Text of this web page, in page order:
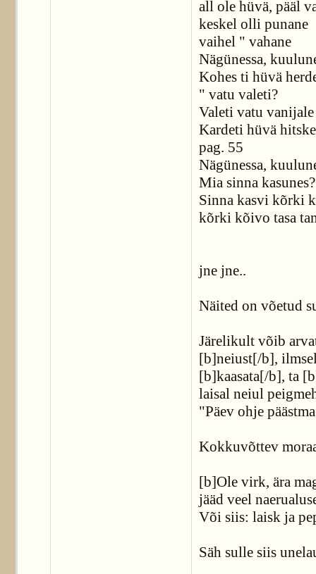
all ole hüvä, pääl
keskel olli punane
vaihel " vahane
Nägünessa,
Kohes ti hüvä
" vatu valeti?
Valeti vatu vanijale
Kardeti hüvä
pag. 55
Nägünessa,
Mia sinna kasunes?
Sinna kasvi kõrki
kõrki kõivo tasa
jne jne..
Näited on võetud
Järelikult võib
[b]neiust[/b],
[b]kaasata[/b], ta
laisal neiul
"Päev ohje
Kokkuvõttev
[b]Ole virk, ära
jääd veel
Või siis: laisk ja
Säh sulle siis